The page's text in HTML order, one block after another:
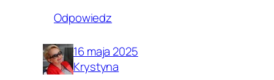
Odpowiedz
16 maja 2025
Krystyna